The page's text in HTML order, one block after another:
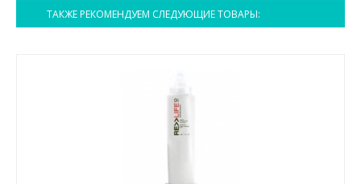
ТАКЖЕ РЕКОМЕНДУЕМ СЛЕДУЮЩИЕ ТОВАРЫ: